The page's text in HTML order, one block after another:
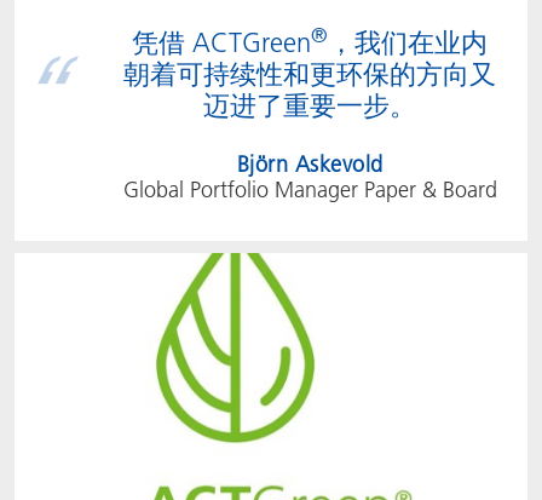
凭借 ACTGreen® ，我们在业内
朝着可持续性和更环保的方向又
迈进了重要一步。
Björn Askevold
Global Portfolio Manager Paper & Board